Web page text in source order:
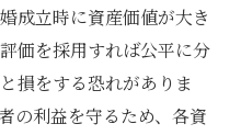
成立時に資産価値が大き
価を採用すれば公平に分
損をする恐れがありま
の利益を守るため、各資